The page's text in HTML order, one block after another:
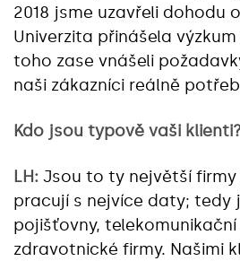
2018 jsme uzavřeli dohodu
Univerzita přinášela
toho zase vnášeli
naši zákazníci reálně
Kdo jsou typově vaši
LH: Jsou to ty největší
pracují s nejvíce daty; tedy
pojišťovny,
zdravotnické firmy. Našimi